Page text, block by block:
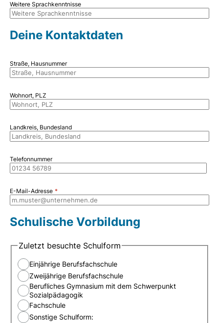
Weitere Sprachkenntnisse
Deine Kontaktdaten
Straße, Hausnummer
Wohnort, PLZ
Landkreis, Bundesland
Telefonnummer
E-Mail-Adresse
Schulische Vorbildung
Zuletzt besuchte Schulform
Einjährige Berufsfachschule
Zweijährige Berufsfachschule
Berufliches Gymnasium mit dem Schwerpunkt
Sozialpädagogik
Fachschule
Sonstige Schulform: